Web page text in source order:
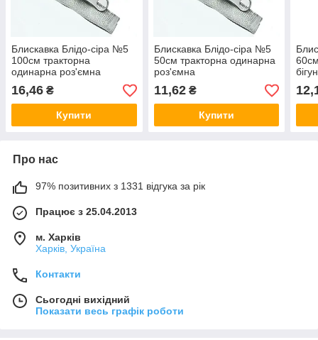
Блискавка Блідо-сіра №5
100см тракторна
одинарна роз'ємна
16,46 ₴
Купити
Блискавка Блідо-сіра №5
50см тракторна одинарна
роз'ємна
11,62₴
Купити
Про нас
97% позитивних з 1331 відгука за рік
Працює з 25.04.2013
м. Харків
Харків, Україна
Контакти
Сьогодні вихідний
Показати весь графік роботи